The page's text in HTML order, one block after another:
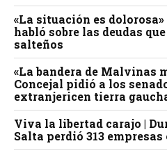
«La situación es
habló sobre las deudas
salteños
«La bandera de Malvinas
Concejal pidió a los
extranjericen tierra
Viva la libertad carajo |
Salta perdió 313